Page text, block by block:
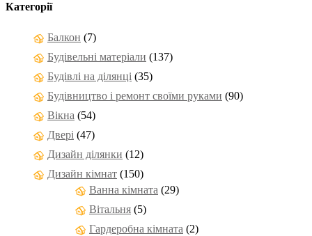
Категорії
Балкон (7)
Будівельні матеріали (137)
Будівлі на ділянці (35)
Будівництво і ремонт своїми руками (90)
Вікна (54)
Двері (47)
Дизайн ділянки (12)
Дизайн кімнат (150)
Ванна кімната (29)
Вітальня (5)
Гардеробна кімната (2)